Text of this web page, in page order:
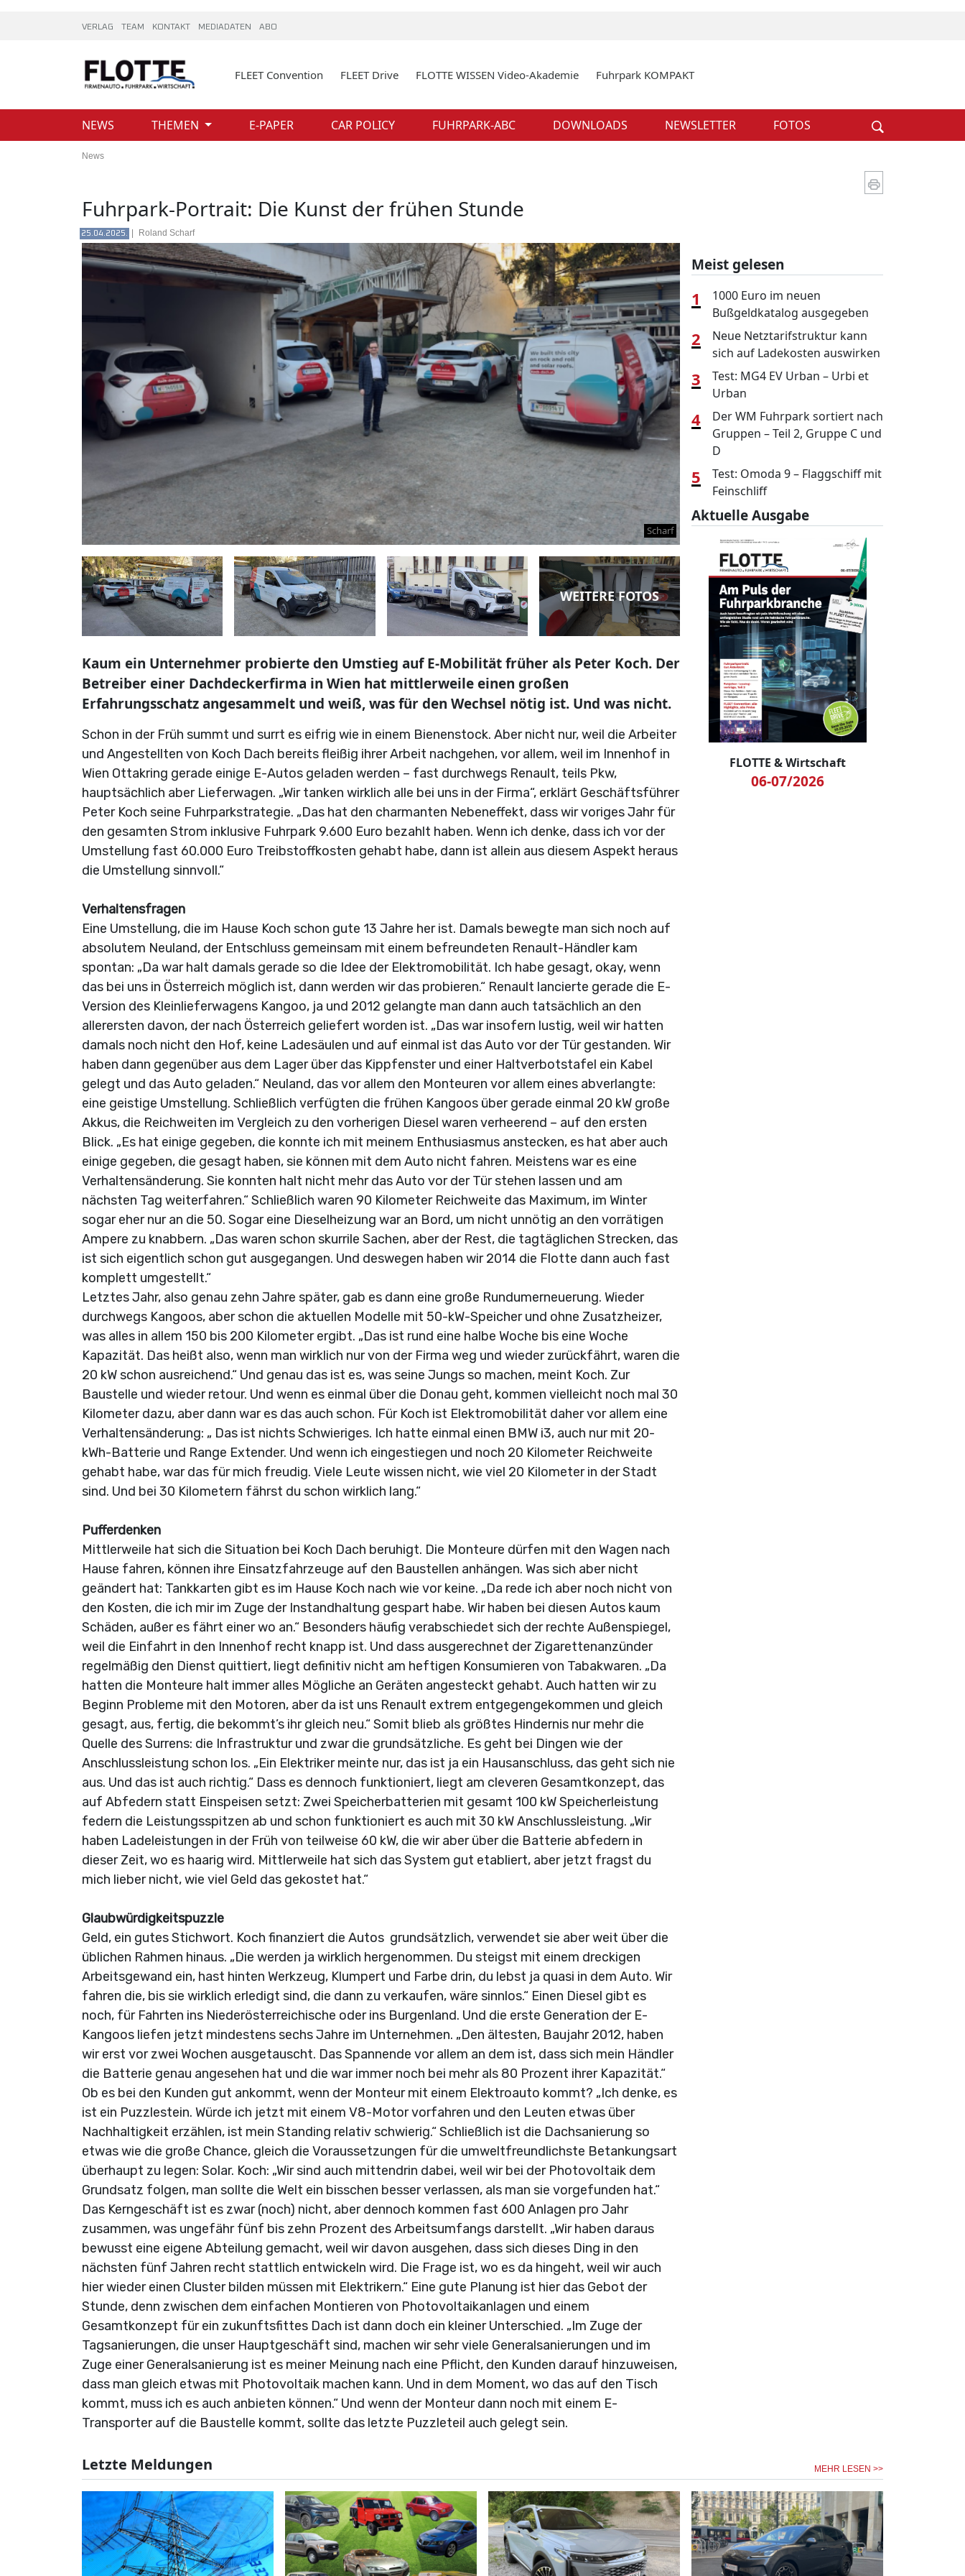
VERLAG TEAM KONTAKT MEDIADATEN ABO
FLEET Convention FLEET Drive FLOTTE WISSEN Video-Akademie Fuhrpark KOMPAKT
NEWS THEMEN E-PAPER CAR POLICY FUHRPARK-ABC DOWNLOADS NEWSLETTER FOTOS
News
Fuhrpark-Portrait: Die Kunst der frühen Stunde
25.04.2025. Roland Scharf
Scharf
WEITERE FOTOS
Kaum ein Unternehmer probierte den Umstieg auf E-Mobilität früher als Peter Koch. Der
Betreiber einer Dachdeckerfirma in Wien hat mittlerweile einen großen
Erfahrungsschatz angesammelt und weiß, was für den Wechsel nötig ist. Und was nicht.
Schon in der Früh summt und surrt es eifrig wie in einem Bienenstock. Aber nicht nur, weil die Arbeiter
und Angestellten von Koch Dach bereits fleißig ihrer Arbeit nachgehen, vor allem, weil im Innenhof in
Wien Ottakring gerade einige E-Autos geladen werden – fast durchwegs Renault, teils Pkw,
hauptsächlich aber Lieferwagen. „Wir tanken wirklich alle bei uns in der Firma“, erklärt Geschäftsführer
Peter Koch seine Fuhrparkstrategie. „Das hat den charmanten Nebeneffekt, dass wir voriges Jahr für
den gesamten Strom inklusive Fuhrpark 9.600 Euro bezahlt haben. Wenn ich denke, dass ich vor der
Umstellung fast 60.000 Euro Treibstoffkosten gehabt habe, dann ist allein aus diesem Aspekt heraus
die Umstellung sinnvoll.“
Verhaltensfragen
Eine Umstellung, die im Hause Koch schon gute 13 Jahre her ist. Damals bewegte man sich noch auf
absolutem Neuland, der Entschluss gemeinsam mit einem befreundeten Renault-Händler kam
spontan: „Da war halt damals gerade so die Idee der Elektromobilität. Ich habe gesagt, okay, wenn
das bei uns in Österreich möglich ist, dann werden wir das probieren.“ Renault lancierte gerade die E-
Version des Kleinlieferwagens Kangoo, ja und 2012 gelangte man dann auch tatsächlich an den
allerersten davon, der nach Österreich geliefert worden ist. „Das war insofern lustig, weil wir hatten
damals noch nicht den Hof, keine Ladesäulen und auf einmal ist das Auto vor der Tür gestanden. Wir
haben dann gegenüber aus dem Lager über das Kippfenster und einer Haltverbotstafel ein Kabel
gelegt und das Auto geladen.“ Neuland, das vor allem den Monteuren vor allem eines abverlangte:
eine geistige Umstellung. Schließlich verfügten die frühen Kangoos über gerade einmal 20 kW große
Akkus, die Reichweiten im Vergleich zu den vorherigen Diesel waren verheerend – auf den ersten
Blick. „Es hat einige gegeben, die konnte ich mit meinem Enthusiasmus anstecken, es hat aber auch
einige gegeben, die gesagt haben, sie können mit dem Auto nicht fahren. Meistens war es eine
Verhaltensänderung. Sie konnten halt nicht mehr das Auto vor der Tür stehen lassen und am
nächsten Tag weiterfahren.“ Schließlich waren 90 Kilometer Reichweite das Maximum, im Winter
sogar eher nur an die 50. Sogar eine Dieselheizung war an Bord, um nicht unnötig an den vorrätigen
Ampere zu knabbern. „Das waren schon skurrile Sachen, aber der Rest, die tagtäglichen Strecken, das
ist sich eigentlich schon gut ausgegangen. Und deswegen haben wir 2014 die Flotte dann auch fast
komplett umgestellt.“
Letztes Jahr, also genau zehn Jahre später, gab es dann eine große Rundumerneuerung. Wieder
durchwegs Kangoos, aber schon die aktuellen Modelle mit 50-kW-Speicher und ohne Zusatzheizer,
was alles in allem 150 bis 200 Kilometer ergibt. „Das ist rund eine halbe Woche bis eine Woche
Kapazität. Das heißt also, wenn man wirklich nur von der Firma weg und wieder zurückfährt, waren die
20 kW schon ausreichend.“ Und genau das ist es, was seine Jungs so machen, meint Koch. Zur
Baustelle und wieder retour. Und wenn es einmal über die Donau geht, kommen vielleicht noch mal 30
Kilometer dazu, aber dann war es das auch schon. Für Koch ist Elektromobilität daher vor allem eine
Verhaltensänderung: „ Das ist nichts Schwieriges. Ich hatte einmal einen BMW i3, auch nur mit 20-
kWh-Batterie und Range Extender. Und wenn ich eingestiegen und noch 20 Kilometer Reichweite
gehabt habe, war das für mich freudig. Viele Leute wissen nicht, wie viel 20 Kilometer in der Stadt
sind. Und bei 30 Kilometern fährst du schon wirklich lang.“
Pufferdenken
Mittlerweile hat sich die Situation bei Koch Dach beruhigt. Die Monteure dürfen mit den Wagen nach
Hause fahren, können ihre Einsatzfahrzeuge auf den Baustellen anhängen. Was sich aber nicht
geändert hat: Tankkarten gibt es im Hause Koch nach wie vor keine. „Da rede ich aber noch nicht von
den Kosten, die ich mir im Zuge der Instandhaltung gespart habe. Wir haben bei diesen Autos kaum
Schäden, außer es fährt einer wo an.“ Besonders häufig verabschiedet sich der rechte Außenspiegel,
weil die Einfahrt in den Innenhof recht knapp ist. Und dass ausgerechnet der Zigarettenanzünder
regelmäßig den Dienst quittiert, liegt definitiv nicht am heftigen Konsumieren von Tabakwaren. „Da
hatten die Monteure halt immer alles Mögliche an Geräten angesteckt gehabt. Auch hatten wir zu
Beginn Probleme mit den Motoren, aber da ist uns Renault extrem entgegengekommen und gleich
gesagt, aus, fertig, die bekommt’s ihr gleich neu.“ Somit blieb als größtes Hindernis nur mehr die
Quelle des Surrens: die Infrastruktur und zwar die grundsätzliche. Es geht bei Dingen wie der
Anschlussleistung schon los. „Ein Elektriker meinte nur, das ist ja ein Hausanschluss, das geht sich nie
aus. Und das ist auch richtig.“ Dass es dennoch funktioniert, liegt am cleveren Gesamtkonzept, das
auf Abfedern statt Einspeisen setzt: Zwei Speicherbatterien mit gesamt 100 kW Speicherleistung
federn die Leistungsspitzen ab und schon funktioniert es auch mit 30 kW Anschlussleistung. „Wir
haben Ladeleistungen in der Früh von teilweise 60 kW, die wir aber über die Batterie abfedern in
dieser Zeit, wo es haarig wird. Mittlerweile hat sich das System gut etabliert, aber jetzt fragst du
mich lieber nicht, wie viel Geld das gekostet hat.“
Glaubwürdigkeitspuzzle
Geld, ein gutes Stichwort. Koch finanziert die Autos grundsätzlich, verwendet sie aber weit über die
üblichen Rahmen hinaus. „Die werden ja wirklich hergenommen. Du steigst mit einem dreckigen
Arbeitsgewand ein, hast hinten Werkzeug, Klumpert und Farbe drin, du lebst ja quasi in dem Auto. Wir
fahren die, bis sie wirklich erledigt sind, die dann zu verkaufen, wäre sinnlos.“ Einen Diesel gibt es
noch, für Fahrten ins Niederösterreichische oder ins Burgenland. Und die erste Generation der E-
Kangoos liefen jetzt mindestens sechs Jahre im Unternehmen. „Den ältesten, Baujahr 2012, haben
wir erst vor zwei Wochen ausgetauscht. Das Spannende vor allem an dem ist, dass sich mein Händler
die Batterie genau angesehen hat und die war immer noch bei mehr als 80 Prozent ihrer Kapazität.“
Ob es bei den Kunden gut ankommt, wenn der Monteur mit einem Elektroauto kommt? „Ich denke, es
ist ein Puzzlestein. Würde ich jetzt mit einem V8-Motor vorfahren und den Leuten etwas über
Nachhaltigkeit erzählen, ist mein Standing relativ schwierig.“ Schließlich ist die Dachsanierung so
etwas wie die große Chance, gleich die Voraussetzungen für die umweltfreundlichste Betankungsart
überhaupt zu legen: Solar. Koch: „Wir sind auch mittendrin dabei, weil wir bei der Photovoltaik dem
Grundsatz folgen, man sollte die Welt ein bisschen besser verlassen, als man sie vorgefunden hat.“
Das Kerngeschäft ist es zwar (noch) nicht, aber dennoch kommen fast 600 Anlagen pro Jahr
zusammen, was ungefähr fünf bis zehn Prozent des Arbeitsumfangs darstellt. „Wir haben daraus
bewusst eine eigene Abteilung gemacht, weil wir davon ausgehen, dass sich dieses Ding in den
nächsten fünf Jahren recht stattlich entwickeln wird. Die Frage ist, wo es da hingeht, weil wir auch
hier wieder einen Cluster bilden müssen mit Elektrikern.“ Eine gute Planung ist hier das Gebot der
Stunde, denn zwischen dem einfachen Montieren von Photovoltaikanlagen und einem
Gesamtkonzept für ein zukunftsfittes Dach ist dann doch ein kleiner Unterschied. „Im Zuge der
Tagsanierungen, die unser Hauptgeschäft sind, machen wir sehr viele Generalsanierungen und im
Zuge einer Generalsanierung ist es meiner Meinung nach eine Pflicht, den Kunden darauf hinzuweisen,
dass man gleich etwas mit Photovoltaik machen kann. Und in dem Moment, wo das auf den Tisch
kommt, muss ich es auch anbieten können.“ Und wenn der Monteur dann noch mit einem E-
Transporter auf die Baustelle kommt, sollte das letzte Puzzleteil auch gelegt sein.
Meist gelesen
1
1000 Euro im neuen
Bußgeldkatalog ausgegeben
2
Neue Netztarifstruktur kann
sich auf Ladekosten auswirken
3
Test: MG4 EV Urban – Urbi et
Urban
4
Der WM Fuhrpark sortiert nach
Gruppen – Teil 2, Gruppe C und
D
5
Test: Omoda 9 – Flaggschiff mit
Feinschliff
Aktuelle Ausgabe
FLOTTE & Wirtschaft
06-07/2026
Letzte Meldungen MEHR LESEN >>